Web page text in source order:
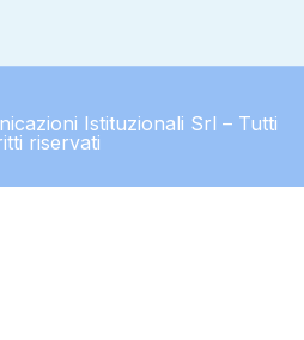
Istituzionali Srl – Tutti
riservati